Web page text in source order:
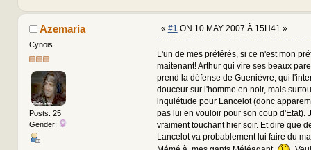
Azemaria
Cynois
Posts: 25
Gender:
« #1ON 10 MAY 2007 À 15H41 »
L'un de mes préférés, si ce n'est mon
maitenant! Arthur qui vire ses beaux
prend la défense de Guenièvre, qui
douceur sur l'homme en noir, mais
inquiétude pour Lancelot (donc
pas lui en vouloir pour son coup d'Etat).
vraiment touchant hier soir. Et dire que
Lancelot va probablement lui faire du